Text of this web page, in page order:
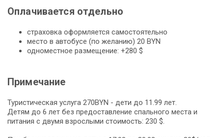
Оплачивается отдельно
страховка оформляется самостоятельно
место в автобусе (по желанию) 20 BYN
одноместное размещение: +280 $
Примечание
Туристическая услуга 270BYN - дети до 11.99 лет.
Детям до 6 лет без предоставление спального места и
питания с двумя взрослыми стоимость: 230 $.